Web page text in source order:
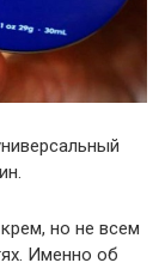
но не всем
Именно об